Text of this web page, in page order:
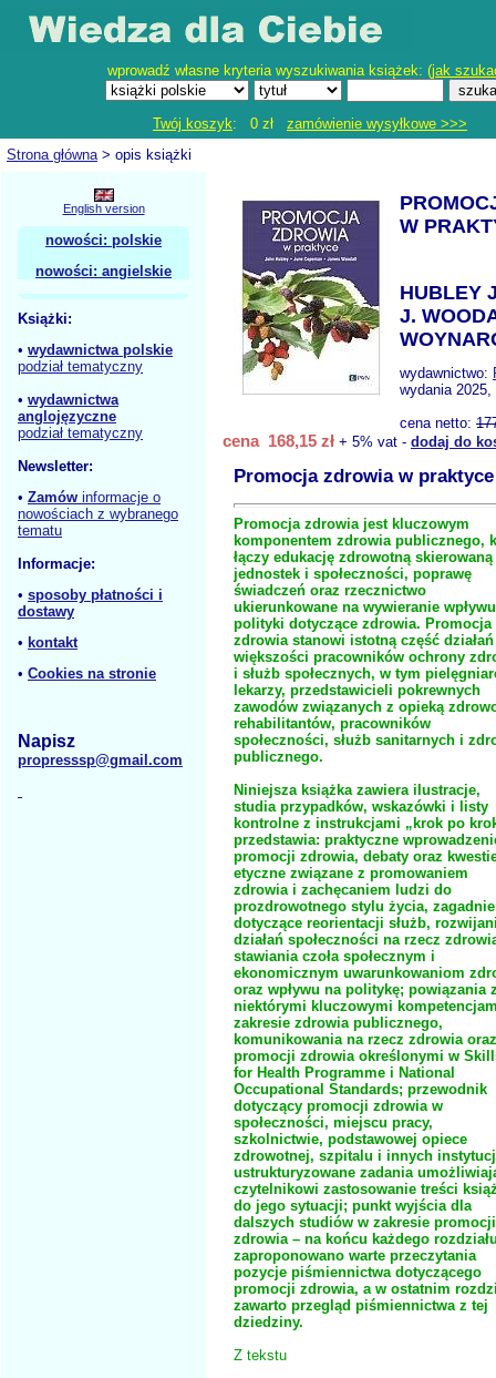
wprowadź własne kryteria wyszukiwania książek: (jak
Twój koszyk: 0 zł zamówienie wysyłkowe >>>
Strona główna> opis książki
English version
nowości: polskie
nowości: angielskie
Książki:
• wydawnictwa polskie
podział tematyczny
• wydawnictwa
anglojęzyczne
podział tematyczny
Newsletter:
• Zamów informacje o
nowościach z wybranego
tematu
Informacje:
• sposoby płatności i
dostawy
• kontakt
• Cookies na stronie
Napisz
propresssp@gmail.com
W
HUBLEY
J.
wydawnictwo:
wydania
cena netto:
cena 168,15 zł + 5% vat - dodaj do
Promocja zdrowia w praktyce
Promocja zdrowia jest kluczowym
komponentem zdrowia publicznego,
łączy edukację zdrowotną
jednostek i społeczności, poprawę
świadczeń oraz rzecznictwo
ukierunkowane na wywieranie
polityki dotyczące zdrowia. Promocja
zdrowia stanowi istotną część działań
większości pracowników ochrony
i służb społecznych, w tym
lekarzy, przedstawicieli pokrewnych
zawodów związanych z opieką
rehabilitantów, pracowników
społeczności, służb sanitarnych i
publicznego.
Niniejsza książka zawiera ilustracje,
studia przypadków, wskazówki i listy
kontrolne z instrukcjami „krok po
przedstawia: praktyczne
promocji zdrowia, debaty oraz
etyczne związane z promowaniem
zdrowia i zachęcaniem ludzi do
prozdrowotnego stylu życia,
dotyczące reorientacji służb,
działań społeczności na rzecz
stawiania czoła społecznym i
ekonomicznym uwarunkowaniom
oraz wpływu na politykę; powiązania
niektórymi kluczowymi
zakresie zdrowia publicznego,
komunikowania na rzecz zdrowia oraz
promocji zdrowia określonymi w
for Health Programme i National
Occupational Standards; przewodnik
dotyczący promocji zdrowia w
społeczności, miejscu pracy,
szkolnictwie, podstawowej opiece
zdrowotnej, szpitalu i innych
ustrukturyzowane zadania
czytelnikowi zastosowanie treści
do jego sytuacji; punkt wyjścia dla
dalszych studiów w zakresie promocji
zdrowia – na końcu każdego
zaproponowano warte przeczytania
pozycje piśmiennictwa dotyczącego
promocji zdrowia, a w ostatnim
zawarto przegląd piśmiennictwa z tej
dziedziny.
Z tekstu